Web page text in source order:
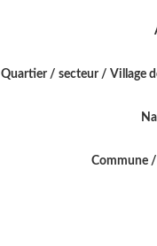
Quartier / secteur / Village
Commune